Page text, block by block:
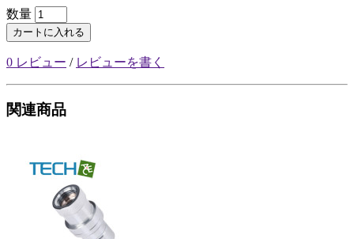
数量
カートに入れる
0 レビュー / レビューを書く
関連商品